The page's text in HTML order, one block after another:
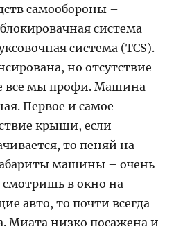
самообороны –
система
система (TCS).
но отсутствие
все мы профи. Машина
Первое и самое
крыши, если
то пеняй на
машины – очень
смотришь в окно на
авто, то почти всегда
Миата низко посажена и